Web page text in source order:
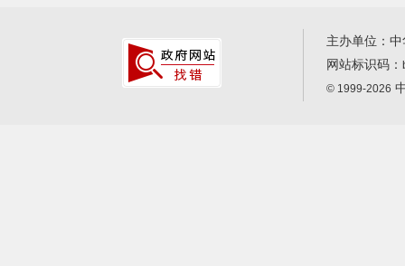
主办单位：
网站标识码：
© 1999-2026